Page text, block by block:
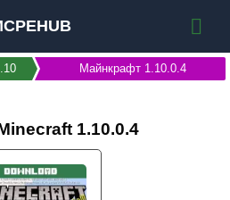
Майнкрафт 1.10.0.4
1.10.0.4